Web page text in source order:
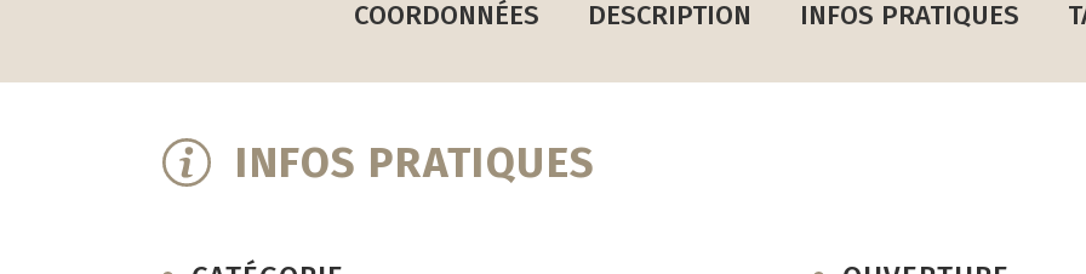
COORDONNÉES DESCRIPTION INFOS PRATIQUES
INFOS PRATIQUES